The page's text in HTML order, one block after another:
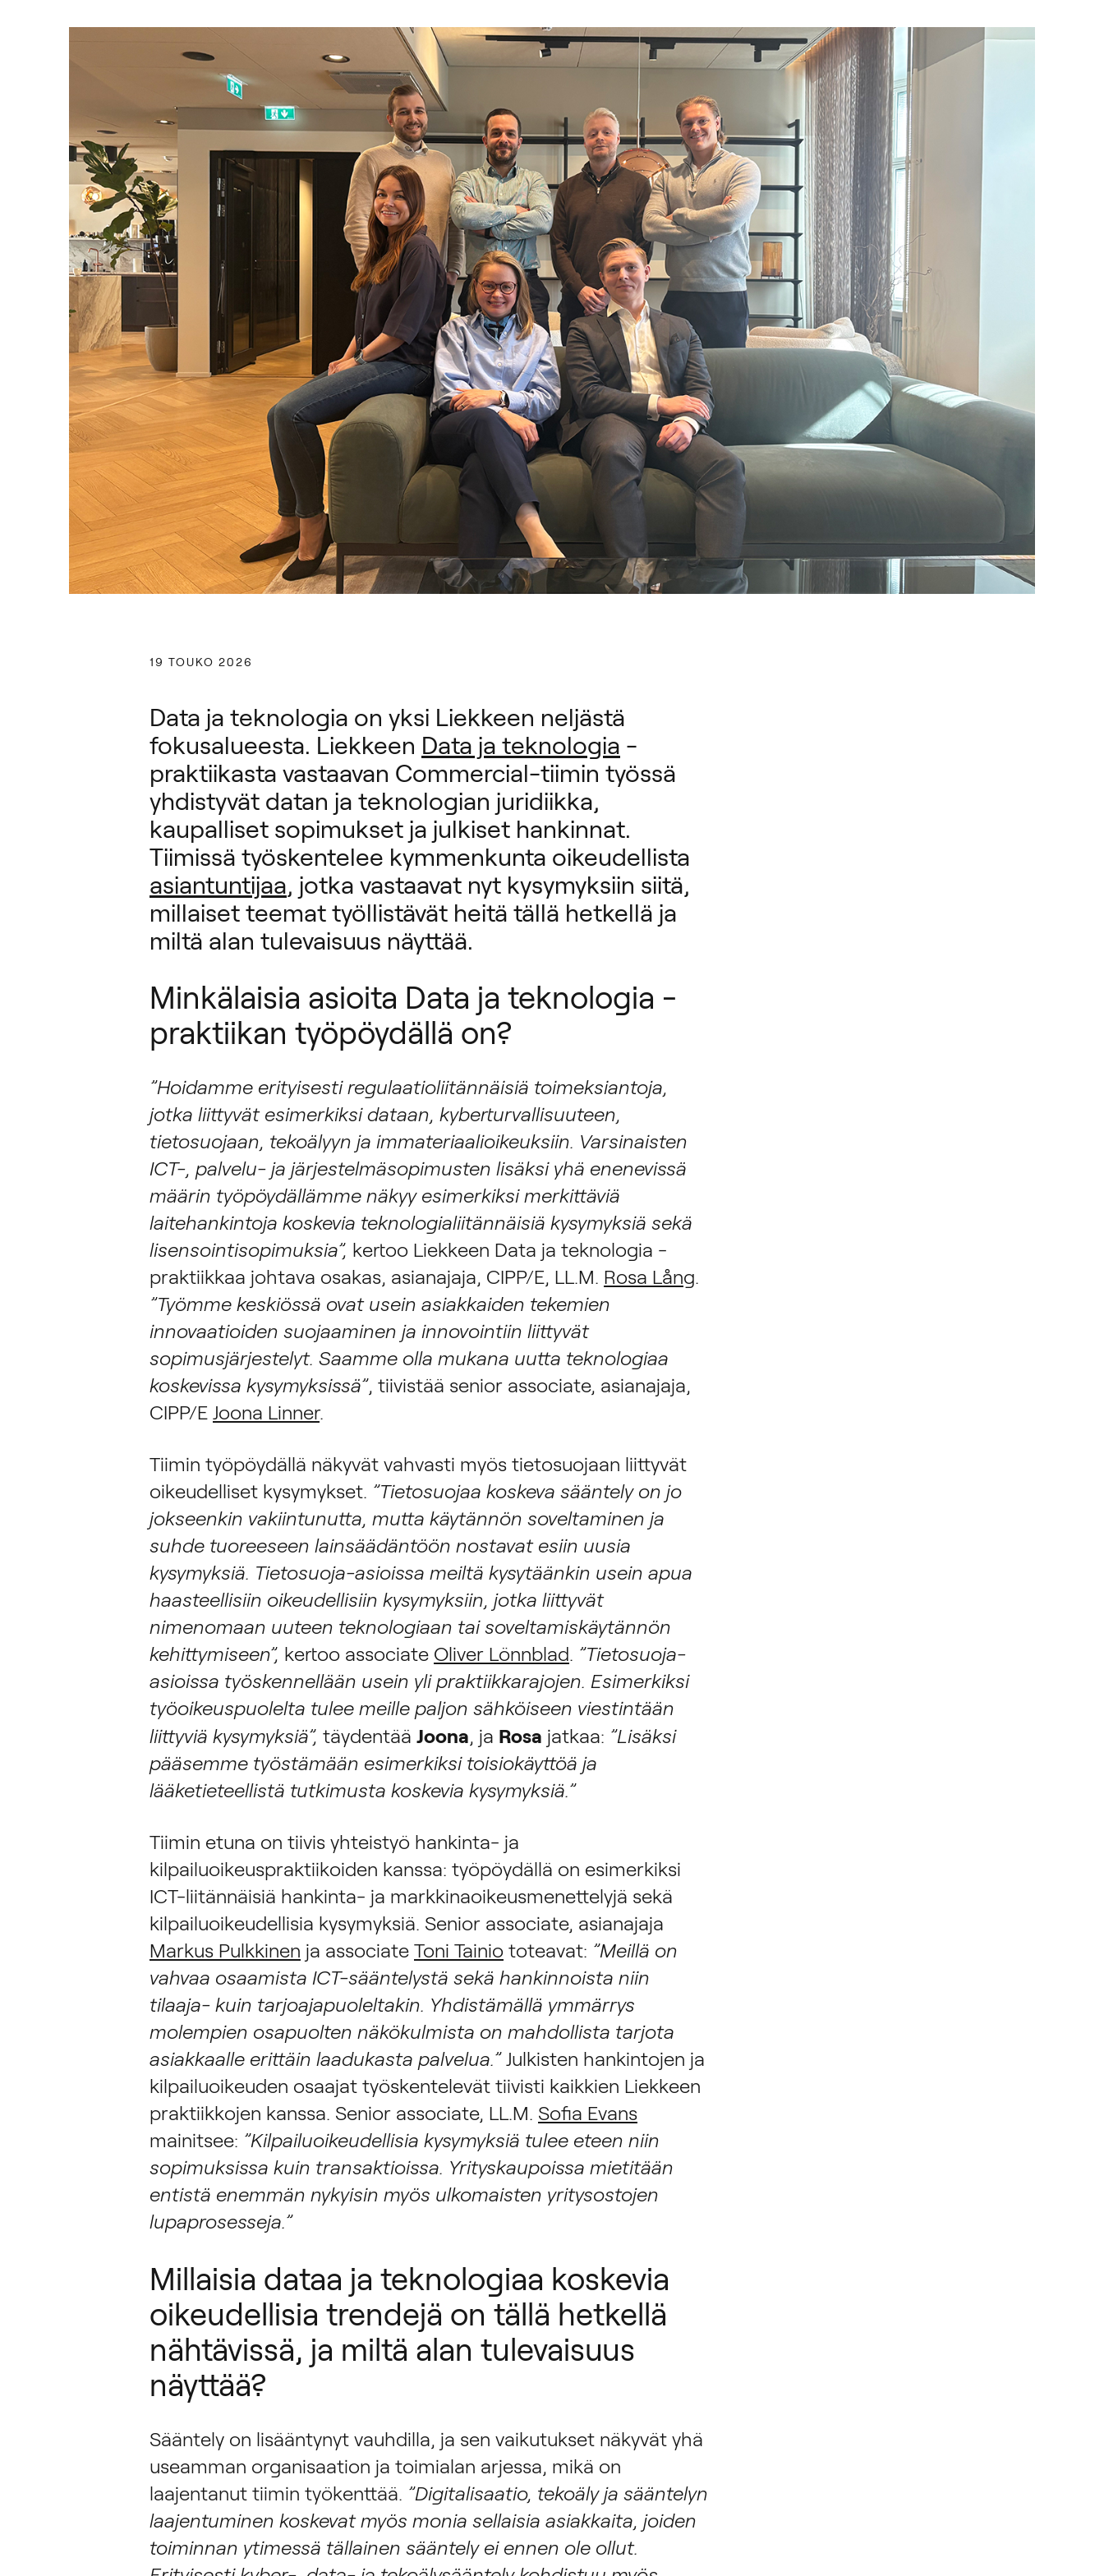
19 TOUKO 2026
Data ja teknologia on yksi Liekkeen neljästä
fokusalueesta. Liekkeen Data ja teknologia -
praktiikasta vastaavan Commercial-tiimin työssä
yhdistyvät datan ja teknologian juridiikka,
kaupalliset sopimukset ja julkiset hankinnat.
Tiimissä työskentelee kymmenkunta oikeudellista
asiantuntijaa, jotka vastaavat nyt kysymyksiin siitä,
millaiset teemat työllistävät heitä tällä hetkellä ja
miltä alan tulevaisuus näyttää.
Minkälaisia asioita Data ja teknologia -
praktiikan työpöydällä on?
”Hoidamme erityisesti regulaatioliitännäisiä toimeksiantoja,
jotka liittyvät esimerkiksi dataan, kyberturvallisuuteen,
tietosuojaan, tekoälyyn ja immateriaalioikeuksiin. Varsinaisten
ICT-, palvelu- ja järjestelmäsopimusten lisäksi yhä enenevissä
määrin työpöydällämme näkyy esimerkiksi merkittäviä
laitehankintoja koskevia teknologialiitännäisiä kysymyksiä sekä
lisensointisopimuksia”, kertoo Liekkeen Data ja teknologia -
praktiikkaa johtava osakas, asianajaja, CIPP/E, LL.M. Rosa Lång.
”Työmme keskiössä ovat usein asiakkaiden tekemien
innovaatioiden suojaaminen ja innovointiin liittyvät
sopimusjärjestelyt. Saamme olla mukana uutta teknologiaa
koskevissa kysymyksissä”, tiivistää senior associate, asianajaja,
CIPP/EJoona Linner.
Tiimin työpöydällä näkyvät vahvasti myös tietosuojaan liittyvät
oikeudelliset kysymykset. ”Tietosuojaa koskeva sääntely on jo
jokseenkin vakiintunutta, mutta käytännön soveltaminen ja
suhde tuoreeseen lainsäädäntöön nostavat esiin uusia
kysymyksiä. Tietosuoja-asioissa meiltä kysytäänkin usein apua
haasteellisiin oikeudellisiin kysymyksiin, jotka liittyvät
nimenomaan uuteen teknologiaan tai soveltamiskäytännön
kehittymiseen”, kertoo associate Oliver Lönnblad. ”Tietosuoja-
asioissa työskennellään usein yli praktiikkarajojen. Esimerkiksi
työoikeuspuolelta tulee meille paljon sähköiseen viestintään
liittyviä kysymyksiä”, täydentää Joona, ja Rosa jatkaa: ”Lisäksi
pääsemme työstämään esimerkiksi toisiokäyttöä ja
lääketieteellistä tutkimusta koskevia kysymyksiä.”
Tiimin etuna on tiivis yhteistyö hankinta- ja
kilpailuoikeuspraktiikoiden kanssa: työpöydällä on esimerkiksi
ICT-liitännäisiä hankinta- ja markkinaoikeusmenettelyjä sekä
kilpailuoikeudellisia kysymyksiä. Senior associate, asianajaja
Markus Pulkkinen ja associateToni Tainio toteavat: ”Meillä on
vahvaa osaamista ICT-sääntelystä sekä hankinnoista niin
tilaaja- kuin tarjoajapuoleltakin. Yhdistämällä ymmärrys
molempien osapuolten näkökulmista on mahdollista tarjota
asiakkaalle erittäin laadukasta palvelua.”Julkisten hankintojen ja
kilpailuoikeuden osaajat työskentelevät tiivisti kaikkien Liekkeen
praktiikkojen kanssa. Senior associate, LL.M. Sofia Evans
mainitsee: ”Kilpailuoikeudellisia kysymyksiä tulee eteen niin
sopimuksissa kuin transaktioissa. Yrityskaupoissa mietitään
entistä enemmän nykyisin myös ulkomaisten yritysostojen
lupaprosesseja.”
Millaisia dataa ja teknologiaa koskevia
oikeudellisia trendejä on tällä hetkellä
nähtävissä, ja miltä alan tulevaisuus
näyttää?
Sääntely on lisääntynyt vauhdilla, ja sen vaikutukset näkyvät yhä
useamman organisaation ja toimialan arjessa, mikä on
laajentanut tiimin työkenttää. ”Digitalisaatio, tekoäly ja sääntelyn
laajentuminen koskevat myös monia sellaisia asiakkaita, joiden
toiminnan ytimessä tällainen sääntely ei ennen ole ollut.